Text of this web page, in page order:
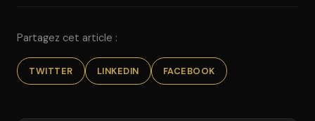
Partagez cet article :
TWITTER LINKEDIN FACEBOOK